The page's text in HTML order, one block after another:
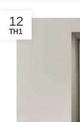
12
TH1